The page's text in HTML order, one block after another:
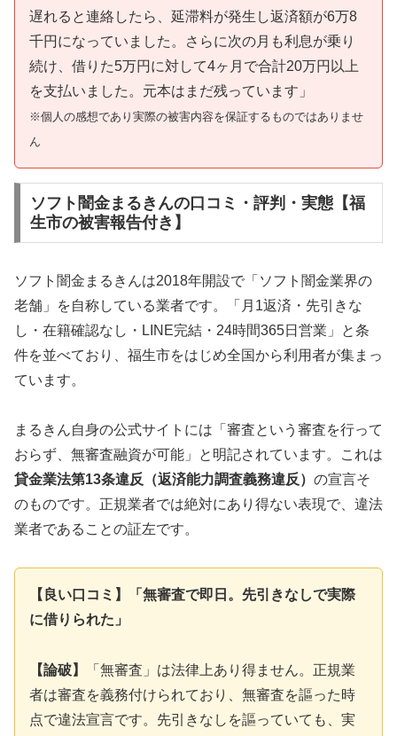
遅れると連絡したら、延滞料が発生し返済額が6万8
千円になっていました。さらに次の月も利息が乗り
続け、借りた5万円に対して4ヶ月で合計20万円以上
を支払いました。元本はまだ残っています」
※個人の感想であり実際の被害内容を保証するものではありませ
ん
ソフト闇金まるきんの口コミ・評判・実態【福
生市の被害報告付き】
ソフト闇金まるきんは2018年開設で「ソフト闇金業界の
老舗」を自称している業者です。「月1返済・先引きな
し・在籍確認なし・LINE完結・24時間365日営業」と条
件を並べており、福生市をはじめ全国から利用者が集まっ
ています。
まるきん自身の公式サイトには「審査という審査を行って
おらず、無審査融資が可能」と明記されています。これは
貸金業法第13条違反（返済能力調査義務違反） の宣言そ
のものです。正規業者では絶対にあり得ない表現で、違法
業者であることの証左です。
【良い口コミ】「無審査で即日。先引きなしで実際
に借りられた」
【論破】
「無審査」は法律上あり得ません。正規業
者は審査を義務付けられており、無審査を謳った時
点で違法宣言です。先引きなしを謳っていても、実